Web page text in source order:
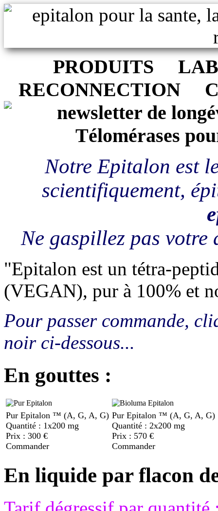
PRODUITS
RECONNECTION
Notre Epitalon est
scientifiquement,
Ne gaspillez pas votre
"Epitalon est un tétra-
(VEGAN), pur à 100% et
Pour passer commande,
noir ci-dessous...
En gouttes :
Pur Epitalon ™ (A, G, A, G)
Quantité : 1x200 mg
Prix : 300 €
Commander
Pur Epitalon ™ (A, G, A, G)
Quantité : 2x200 mg
Prix : 570 €
Commander
En liquide par flacon